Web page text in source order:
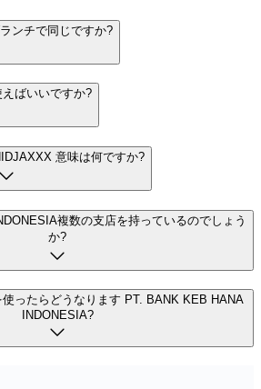
ンチで同じですか?
ばいいですか?
意味は何ですか?
複数の支店を持っているのでしょう
か?
ったらどうなります PT. BANK KEB HANA
INDONESIA?